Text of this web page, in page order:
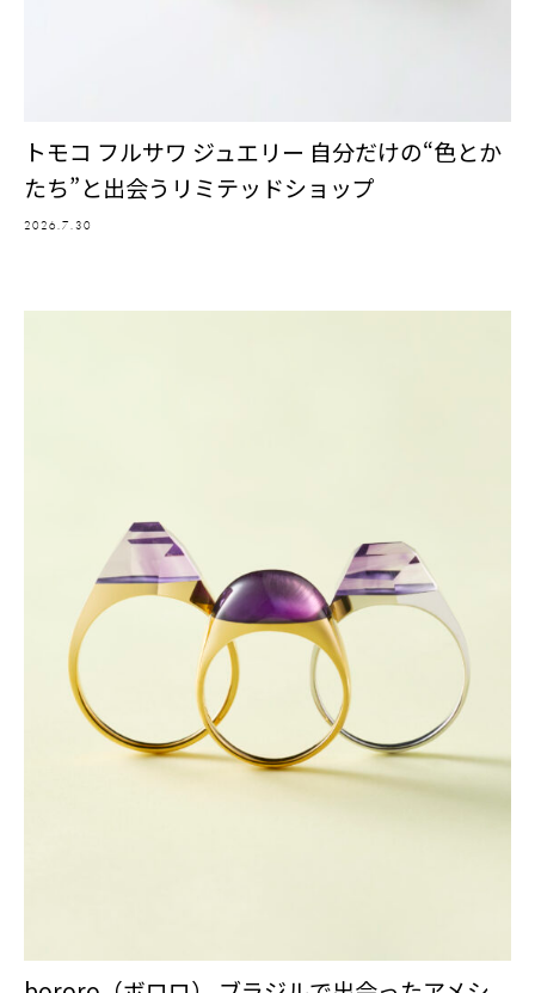
トモコ フルサワ ジュエリー 自分だけの“色とか
たち”と出会うリミテッドショップ
2026.7.30